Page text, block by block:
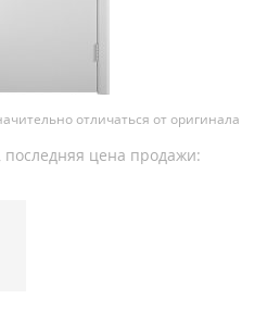
отличаться от оригинала
последняя цена продажи: